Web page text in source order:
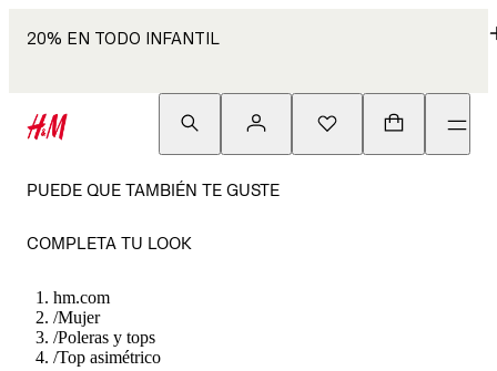
20% EN TODO INFANTIL
PUEDE QUE TAMBIÉN TE GUSTE
COMPLETA TU LOOK
hm.com
/Mujer
/Poleras y tops
/Top asimétrico